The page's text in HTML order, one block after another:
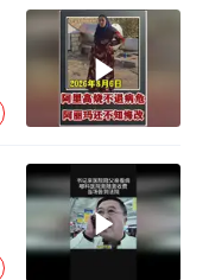
蒯曼挺进WTT横滨冠军赛女单四强